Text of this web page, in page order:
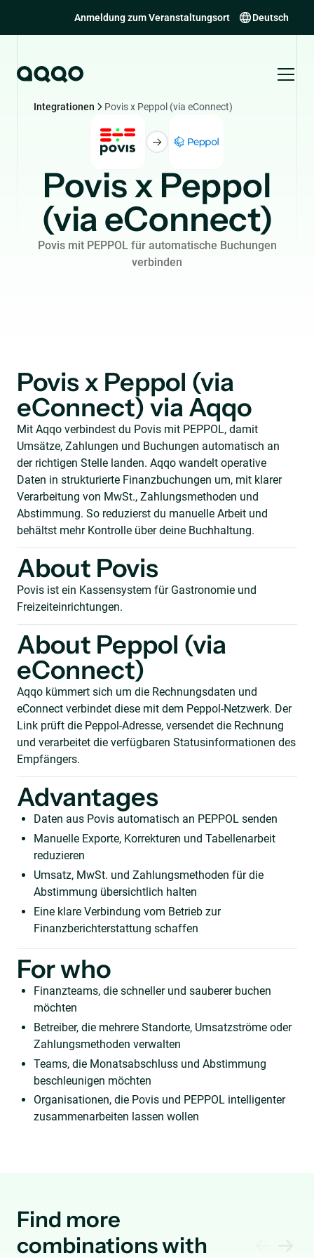
Anmeldung zum Veranstaltungsort Deutsch
Integrationen Povis x Peppol (via eConnect)
Povis x Peppol
(via eConnect)
Povis mit PEPPOL für automatische Buchungen
verbinden
Povis x Peppol (via
eConnect) via Aqqo
Mit Aqqo verbindest du Povis mit PEPPOL, damit
Umsätze, Zahlungen und Buchungen automatisch an
der richtigen Stelle landen. Aqqo wandelt operative
Daten in strukturierte Finanzbuchungen um, mit klarer
Verarbeitung von MwSt., Zahlungsmethoden und
Abstimmung. So reduzierst du manuelle Arbeit und
behältst mehr Kontrolle über deine Buchhaltung.
About Povis
Povis ist ein Kassensystem für Gastronomie und
Freizeiteinrichtungen.
About Peppol (via
eConnect)
Aqqo kümmert sich um die Rechnungsdaten und
eConnect verbindet diese mit dem Peppol-Netzwerk. Der
Link prüft die Peppol-Adresse, versendet die Rechnung
und verarbeitet die verfügbaren Statusinformationen des
Empfängers.
Advantages
Daten aus Povis automatisch an PEPPOL senden
Manuelle Exporte, Korrekturen und Tabellenarbeit
reduzieren
Umsatz, MwSt. und Zahlungsmethoden für die
Abstimmung übersichtlich halten
Eine klare Verbindung vom Betrieb zur
Finanzberichterstattung schaffen
For who
Finanzteams, die schneller und sauberer buchen
möchten
Betreiber, die mehrere Standorte, Umsatzströme oder
Zahlungsmethoden verwalten
Teams, die Monatsabschluss und Abstimmung
beschleunigen möchten
Organisationen, die Povis und PEPPOL intelligenter
zusammenarbeiten lassen wollen
Find more
combinations with